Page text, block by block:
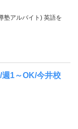
塾アルバイト) 英語を
1～OK/今井校